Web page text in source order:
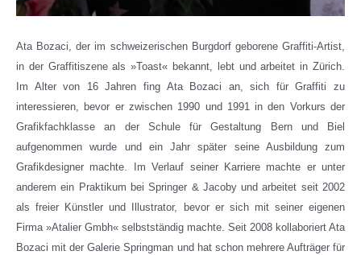
Ata Bozaci, der im schweizerischen Burgdorf geborene Graffiti-Artist,
in der Graffitiszene als »Toast« bekannt, lebt und arbeitet in Zürich.
Im Alter von 16 Jahren fing Ata Bozaci an, sich für Graffiti zu
interessieren, bevor er zwischen 1990 und 1991 in den Vorkurs der
Grafikfachklasse an der Schule für Gestaltung Bern und Biel
aufgenommen wurde und ein Jahr später seine Ausbildung zum
Grafikdesigner machte. Im Verlauf seiner Karriere machte er unter
anderem ein Praktikum bei Springer & Jacoby und arbeitet seit 2002
als freier Künstler und Illustrator, bevor er sich mit seiner eigenen
Firma »Atalier Gmbh« selbstständig machte. Seit 2008 kollaboriert Ata
Bozaci mit der Galerie Springman und hat schon mehrere Aufträger für